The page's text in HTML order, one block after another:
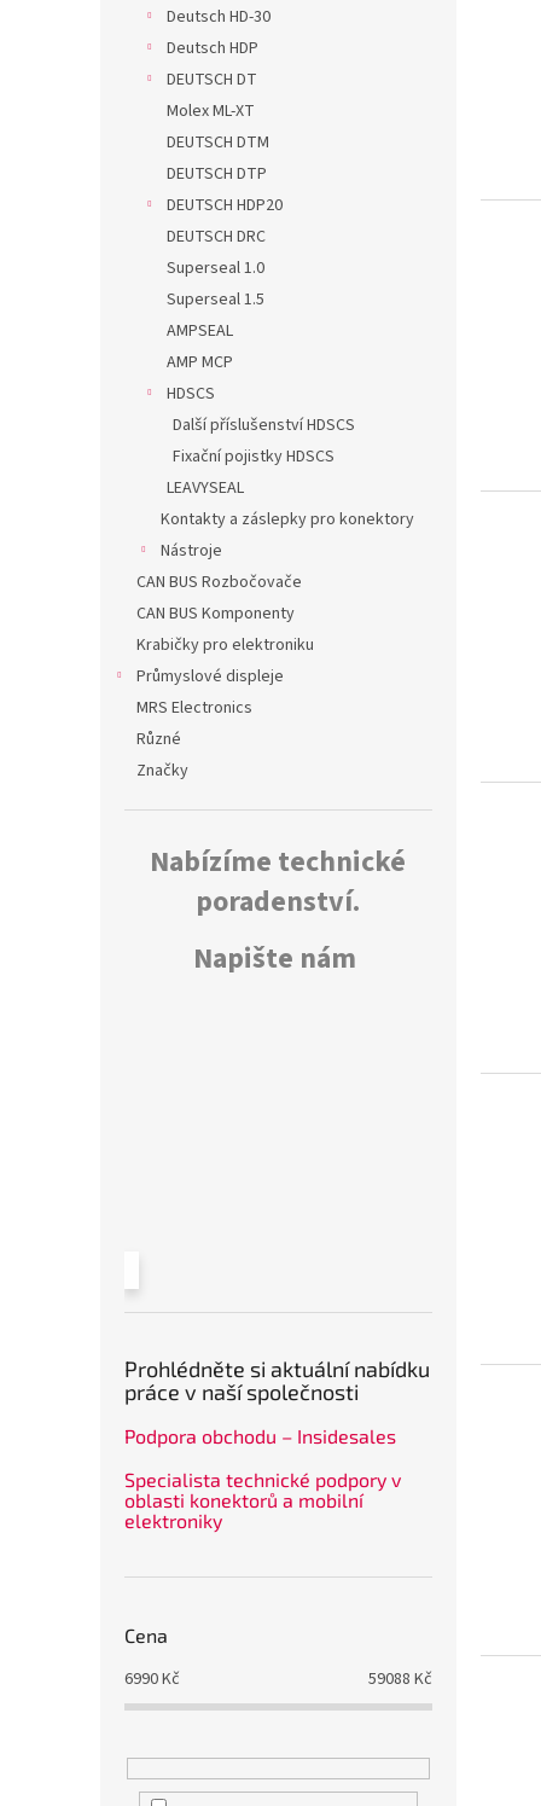
Deutsch HD-30
Deutsch HDP
DEUTSCH DT
Molex ML-XT
DEUTSCH DTM
DEUTSCH DTP
DEUTSCH HDP20
DEUTSCH DRC
Superseal 1.0
Superseal 1.5
AMPSEAL
AMP MCP
HDSCS
Další příslušenství HDSCS
Fixační pojistky HDSCS
LEAVYSEAL
Kontakty a záslepky pro konektory
Nástroje
CAN BUS Rozbočovače
CAN BUS Komponenty
Krabičky pro elektroniku
Průmyslové displeje
MRS Electronics
Různé
Značky
Nabízíme technické
poradenství.
Napište nám
Prohlédněte si aktuální nabídku
práce v naší společnosti
Podpora obchodu – Insidesales
Specialista technické podpory v
oblasti konektorů a mobilní
elektroniky
Cena
6990Kč 59088 Kč